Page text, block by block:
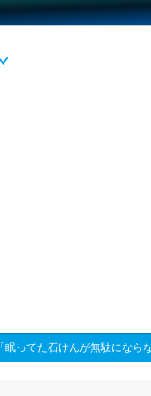
「眠ってた石けんが無駄にな